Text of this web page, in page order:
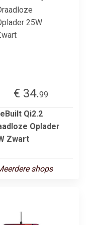
€ 34.99
Qi2.2
Oplader
Zwart
shops